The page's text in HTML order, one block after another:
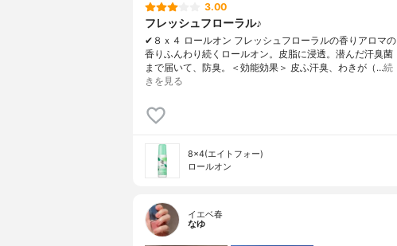
3.00
フレッシュフローラル♪
✔︎８ｘ４ ロールオン フレッシュフローラルの香りアロマの
香りふんわり続くロールオン。皮脂に浸透。潜んだ汗臭菌
まで届いて、防臭。＜効能効果＞ 皮ふ汗臭、わきが（…続
きを見る
8×4(エイトフォー)
ロールオン
イエベ春
なゆ